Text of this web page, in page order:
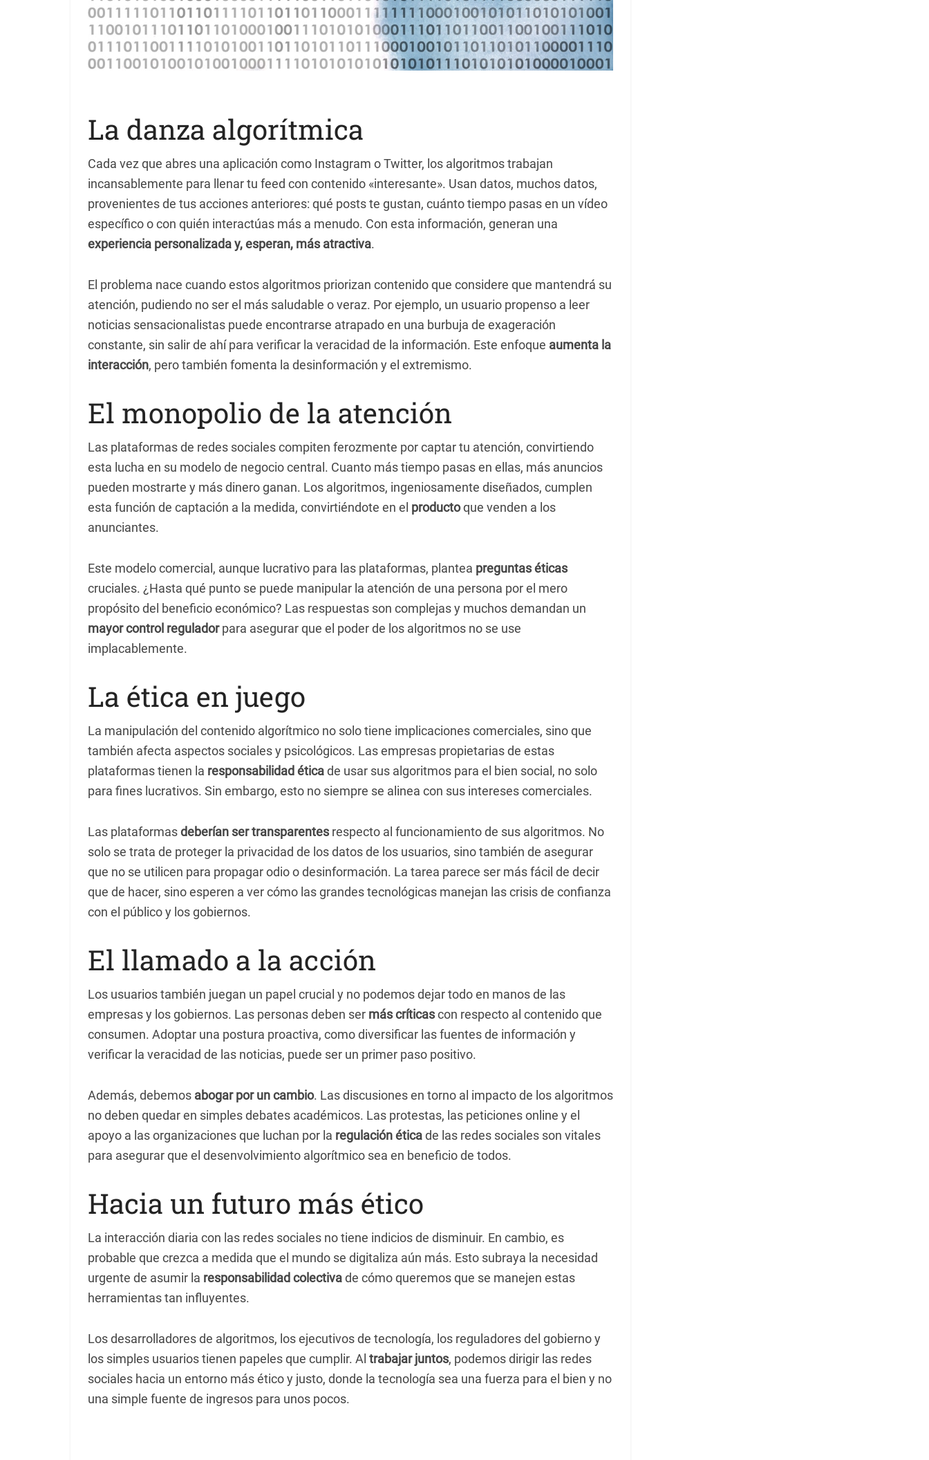
La danza algorítmica
Cada vez que abres una aplicación como Instagram o Twitter, los algoritmos trabajan
incansablemente para llenar tu feed con contenido «interesante». Usan datos, muchos datos,
provenientes de tus acciones anteriores: qué posts te gustan, cuánto tiempo pasas en un vídeo
específico o con quién interactúas más a menudo. Con esta información, generan una
experiencia personalizada y, esperan, más atractiva.
El problema nace cuando estos algoritmos priorizan contenido que considere que mantendrá su
atención, pudiendo no ser el más saludable o veraz. Por ejemplo, un usuario propenso a leer
noticias sensacionalistas puede encontrarse atrapado en una burbuja de exageración
constante, sin salir de ahí para verificar la veracidad de la información. Este enfoque aumenta la
interacción, pero también fomenta la desinformación y el extremismo.
El monopolio de la atención
Las plataformas de redes sociales compiten ferozmente por captar tu atención, convirtiendo
esta lucha en su modelo de negocio central. Cuanto más tiempo pasas en ellas, más anuncios
pueden mostrarte y más dinero ganan. Los algoritmos, ingeniosamente diseñados, cumplen
esta función de captación a la medida, convirtiéndote en el productoque venden a los
anunciantes.
Este modelo comercial, aunque lucrativo para las plataformas, plantea preguntas éticas
cruciales. ¿Hasta qué punto se puede manipular la atención de una persona por el mero
propósito del beneficio económico? Las respuestas son complejas y muchos demandan un
mayor control reguladorpara asegurar que el poder de los algoritmos no se use
implacablemente.
La ética en juego
La manipulación del contenido algorítmico no solo tiene implicaciones comerciales, sino que
también afecta aspectos sociales y psicológicos. Las empresas propietarias de estas
plataformas tienen la responsabilidad éticade usar sus algoritmos para el bien social, no solo
para fines lucrativos. Sin embargo, esto no siempre se alinea con sus intereses comerciales.
Las plataformasdeberían ser transparentes respecto al funcionamiento de sus algoritmos. No
solo se trata de proteger la privacidad de los datos de los usuarios, sino también de asegurar
que no se utilicen para propagar odio o desinformación. La tarea parece ser más fácil de decir
que de hacer, sino esperen a ver cómo las grandes tecnológicas manejan las crisis de confianza
con el público y los gobiernos.
El llamado a la acción
Los usuarios también juegan un papel crucial y no podemos dejar todo en manos de las
empresas y los gobiernos. Las personas deben ser más críticascon respecto al contenido que
consumen. Adoptar una postura proactiva, como diversificar las fuentes de información y
verificar la veracidad de las noticias, puede ser un primer paso positivo.
Además, debemos abogar por un cambio. Las discusiones en torno al impacto de los algoritmos
no deben quedar en simples debates académicos. Las protestas, las peticiones online y el
apoyo a las organizaciones que luchan por la regulación éticade las redes sociales son vitales
para asegurar que el desenvolvimiento algorítmico sea en beneficio de todos.
Hacia un futuro más ético
La interacción diaria con las redes sociales no tiene indicios de disminuir. En cambio, es
probable que crezca a medida que el mundo se digitaliza aún más. Esto subraya la necesidad
urgente de asumir la responsabilidad colectivade cómo queremos que se manejen estas
herramientas tan influyentes.
Los desarrolladores de algoritmos, los ejecutivos de tecnología, los reguladores del gobierno y
los simples usuarios tienen papeles que cumplir. Al trabajar juntos, podemos dirigir las redes
sociales hacia un entorno más ético y justo, donde la tecnología sea una fuerza para el bien y no
una simple fuente de ingresos para unos pocos.